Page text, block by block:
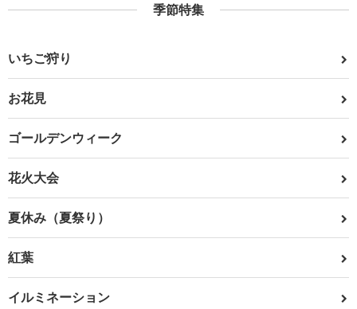
季節特集
いちご狩り
お花見
ゴールデンウィーク
花火大会
夏休み（夏祭り）
紅葉
イルミネーション